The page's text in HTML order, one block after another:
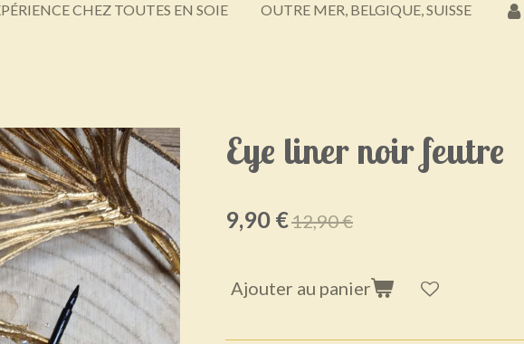
CHEZ TOUTES EN SOIE OUTRE MER, BELGIQUE, SUISSE
Eye liner noir feutre
9,90 €12,90 €
Ajouter au panier